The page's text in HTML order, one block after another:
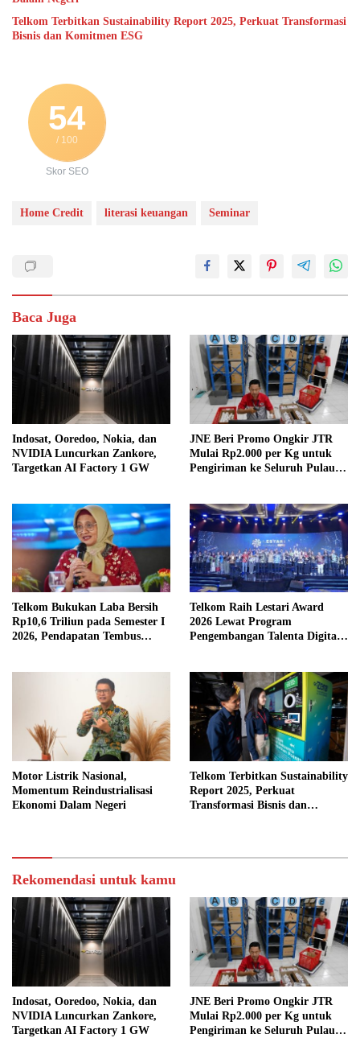
Telkom Terbitkan Sustainability Report 2025, Perkuat Transformasi
Bisnis dan Komitmen ESG
54
/ 100
Skor SEO
Home Credit literasi keuangan Seminar
Baca Juga
Indosat, Ooredoo, Nokia, dan
NVIDIA Luncurkan Zankore,
Targetkan AI Factory 1 GW
JNE Beri Promo Ongkir JTR
Mulai Rp2.000 per Kg untuk
Pengiriman ke Seluruh Pulau
Telkom Bukukan Laba Bersih
Rp10,6 Triliun pada Semester I
2026, Pendapatan Tembus
Telkom Raih Lestari Award
2026 Lewat Program
Pengembangan Talenta Digital
Motor Listrik Nasional,
Momentum Reindustrialisasi
Ekonomi Dalam Negeri
Telkom Terbitkan Sustainability
Report 2025, Perkuat
Transformasi Bisnis dan
Rekomendasi untuk kamu
Indosat, Ooredoo, Nokia, dan
NVIDIA Luncurkan Zankore,
Targetkan AI Factory 1 GW
JNE Beri Promo Ongkir JTR
Mulai Rp2.000 per Kg untuk
Pengiriman ke Seluruh Pulau